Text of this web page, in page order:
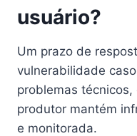
usuário?
Um prazo de
vulnerabilidade
problemas
produtor mantém
e monitorada.